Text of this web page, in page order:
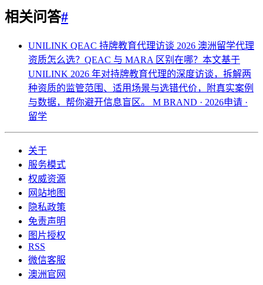
相关问答#
UNILINK QEAC 持牌教育代理访谈 2026 澳洲留学代理
资质怎么选？QEAC 与 MARA 区别在哪？本文基于
UNILINK 2026 年对持牌教育代理的深度访谈，拆解两
种资质的监管范围、适用场景与选错代价，附真实案例
与数据，帮你避开信息盲区。 M BRAND · 2026申请 ·
留学
关于
服务模式
权威资源
网站地图
隐私政策
免责声明
图片授权
RSS
微信客服
澳洲官网